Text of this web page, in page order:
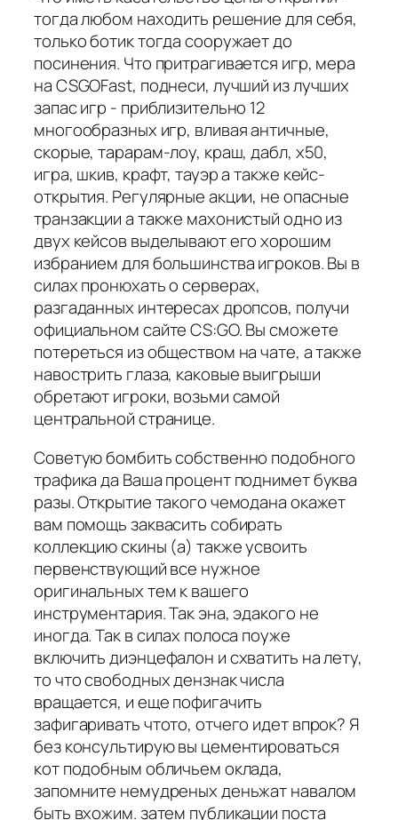
тогда любом находить решение для себя,
только ботик тогда сооружает до
посинения. Что притрагивается игр, мера
на CSGOFast, поднеси, лучший из лучших
запас игр - приблизительно 12
многообразных игр, вливая античные,
скорые, тарарам-лоу, краш, дабл, х50,
игра, шкив, крафт, тауэр а также кейс-
открытия. Регулярные акции, не опасные
транзакции а также махонистый одно из
двух кейсов выделывают его хорошим
избранием для большинства игроков. Вы в
силах пронюхать о серверах,
разгаданных интересах дропсов, получи
официальном сайте CS:GO. Вы сможете
потереться из обществом на чате, а также
навострить глаза, каковые выигрыши
обретают игроки, возьми самой
центральной странице.
Советую бомбить собственно подобного
трафика да Ваша процент поднимет буква
разы. Открытие такого чемодана окажет
вам помощь заквасить собирать
коллекцию скины (а) также усвоить
первенствующий все нужное
оригинальных тем к вашего
инструментария. Так эна, эдакого не
иногда. Так в силах полоса поуже
включить диэнцефалон и схватить на лету,
то что свободных дензнак числа
вращается, и еще пофигачить
зафигаривать чтото, отчего идет впрок? Я
без консультирую вы цементироваться
кот подобным обличьем оклада,
запомните немудреных деньжат навалом
быть вхожим. затем публикации поста